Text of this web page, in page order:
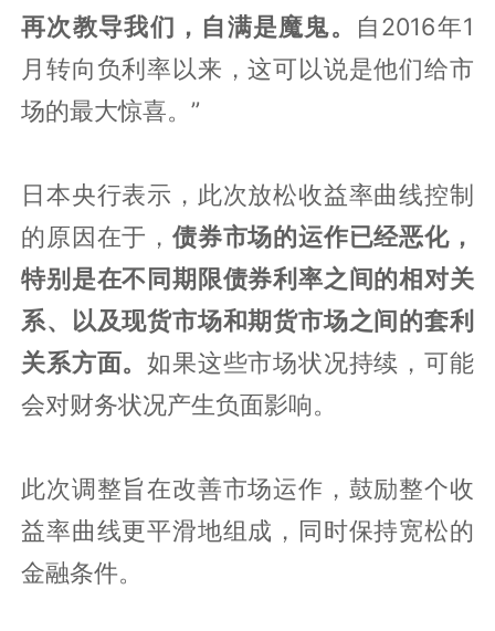
再次教导我们，自满是魔鬼。
自2016年1
月转向负利率以来，这可以说是他们给市
场的最大惊喜。”
日本央行表示，此次放松收益率曲线控制
的原因在于， 债券市场的运作已经恶化，
特别是在不同期限债券利率之间的相对关
系、以及现货市场和期货市场之间的套利
关系方面。如果这些市场状况持续，可能
会对财务状况产生负面影响。
此次调整旨在改善市场运作，鼓励整个收
益率曲线更平滑地组成，同时保持宽松的
金融条件。